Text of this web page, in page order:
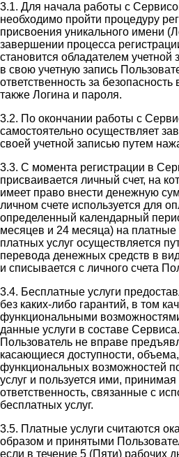
3.1. Для начала работы с
необходимо пройти процедуру
присвоения уникального имени
завершении процесса
становится обладателем
в свою учетную запись
ответственность за
также Логина и пароля.
3.2. По окончании работы с
самостоятельно осуществляет
своей учетной записью путем
3.3. С момента регистрации в
присваивается личный счет, на
имеет право внести денежную
личном счете используется для
определенный календарный
месяцев и 24 месяца) на платные
платных услуг осуществляется
перевода денежных средств в
и списывается с личного счета
3.4. Бесплатные услуги
без каких-либо гарантий, в том
функциональными
данные услуги в составе
Пользователь не вправе
касающиеся доступности,
функциональных возможностей
услуг и пользуется ими,
ответственность, связанные с
бесплатных услуг.
3.5. Платные услуги считаются
образом и принятыми
если в течение 5 (Пяти) рабочих